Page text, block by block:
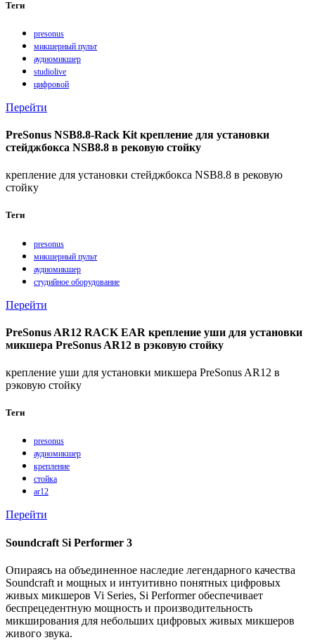
Теги
presonus
микшерный пульт
аудиомикшер
studiolive
цифровой
Перейти
PreSonus NSB8.8-Rack Kit крепление для установки
стейджбокса NSB8.8 в рековую стойку
крепление для установки стейджбокса NSB8.8 в рековую
стойку
Теги
presonus
микшерный пульт
аудиомикшер
студийное оборудование
Перейти
PreSonus AR12 RACK EAR крепление уши для установки
микшера PreSonus AR12 в рэковую стойку
крепление уши для установки микшера PreSonus AR12 в
рэковую стойку
Теги
presonus
аудиомикшер
крепление
стойка
ar12
Перейти
Soundcraft Si Performer 3
Опираясь на объединенное наследие легендарного качества
Soundcraft и мощных и интуитивно понятных цифровых
живых микшеров Vi Series, Si Performer обеспечивает
беспрецедентную мощность и производительность
микширования для небольших цифровых живых микшеров
живого звука.